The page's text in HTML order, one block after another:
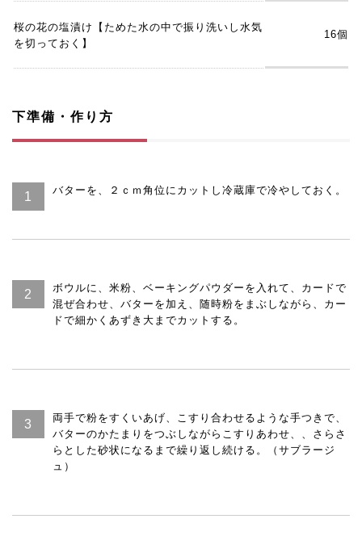
桜の花の塩漬け【ためた水の中で振り洗いし水気
を切っておく】
16個
下準備・作り方
バターを、２ｃｍ角位にカットし冷蔵庫で冷やしておく。
ボウルに、米粉、ベーキングパウダーを入れて、カードで
混ぜ合わせ、バターを加え、随時粉をまぶしながら、カー
ドで細かくあずき大までカットする。
両手で粉をすくいあげ、こすり合わせるような手つきで、
バターのかたまりをつぶしながらこすりあわせ、、さらさ
らとした砂状になるまで繰り返し続ける。（サブラージ
ュ）